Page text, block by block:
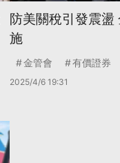
防美關稅引發震
施
金管會 有價證券
2025/4/6 19:31